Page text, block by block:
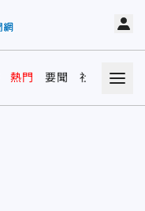
熱門 要聞 社會 娛樂